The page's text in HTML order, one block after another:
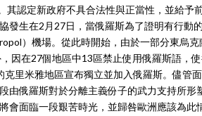
認定新政府不具合法性與正當性，並給予
發生在2月27日，當俄羅斯為了證明有行動
）機場。從此時開始，由於一部分東烏克
因在27個地區中13區禁止使用俄羅斯語，
里米雅地區宣布獨立並加入俄羅斯。儘管
由俄羅斯對於分離主義份子的武力支持所形
會面臨一段艱苦時光，並歸咎歐洲應該為此